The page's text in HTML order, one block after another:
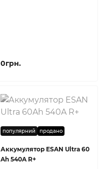
0грн.
популярний продано
Аккумулятор ESAN Ultra 60
Ah 540A R+